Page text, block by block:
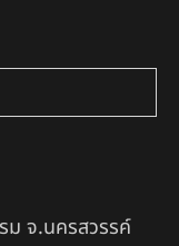
จ.นครสวรรค์